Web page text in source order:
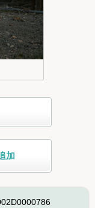
加